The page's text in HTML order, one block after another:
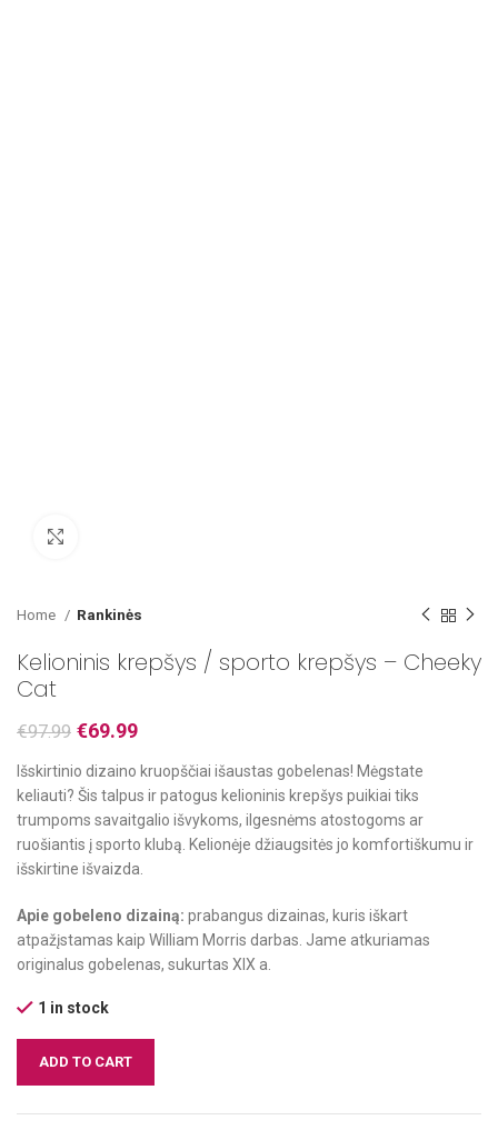
Home Rankinės
Kelioninis krepšys / sporto krepšys – Cheeky
Cat
€97.99 €69.99
Išskirtinio dizaino kruopščiai išaustas gobelenas! Mėgstate
keliauti? Šis talpus ir patogus kelioninis krepšys puikiai tiks
trumpoms savaitgalio išvykoms, ilgesnėms atostogoms ar
ruošiantis į sporto klubą. Kelionėje džiaugsitės jo komfortiškumu ir
išskirtine išvaizda.
Apie gobeleno dizainą: prabangus dizainas, kuris iškart
atpažįstamas kaip William Morris darbas. Jame atkuriamas
originalus gobelenas, sukurtas XIX a.
1 in stock
ADD TO CART